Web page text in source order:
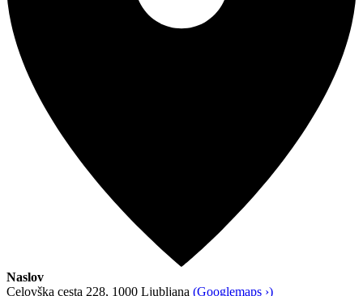
Naslov
Celovška cesta 228, 1000 Ljubljana (Googlemaps ›)